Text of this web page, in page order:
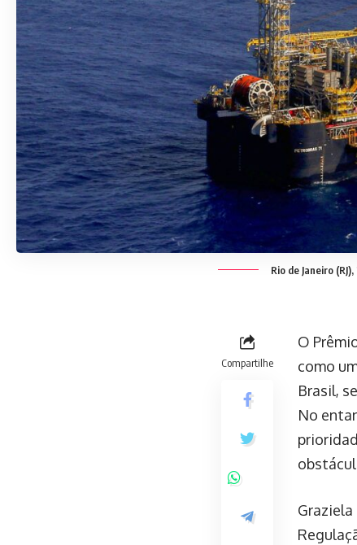
Rio de Janeiro
Compartilhe
O
como
Brasil,
No